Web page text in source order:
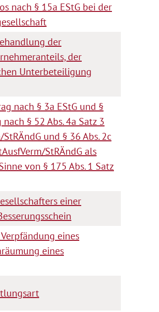
nach § 15a EStG bei der
der
der
Unterbeteiligung
nach § 3a EStG und §
§ 52 Abs. 4a Satz 3
StRÄndG und § 36 Abs. 2c
StRÄndG als
von § 175 Abs. 1 Satz
einer
eines
eines